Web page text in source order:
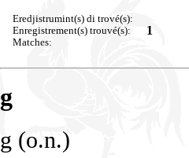
Eredjistrumint(s) di trové(s):
Enregistrement(s) trouvé(s):
Matches:
1
g
g (o.n.)